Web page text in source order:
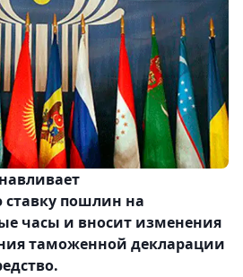
пошлин на
часы и вносит изменения
таможенной декларации